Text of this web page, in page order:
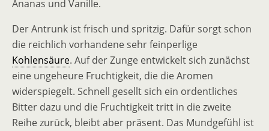
Ananas und Vanille.
Der Antrunk ist frisch und spritzig. Dafür sorgt schon
die reichlich vorhandene sehr feinperlige
Kohlensäure. Auf der Zunge entwickelt sich zunächst
eine ungeheure Fruchtigkeit, die die Aromen
widerspiegelt. Schnell gesellt sich ein ordentliches
Bitter dazu und die Fruchtigkeit tritt in die zweite
Reihe zurück, bleibt aber präsent. Das Mundgefühl ist